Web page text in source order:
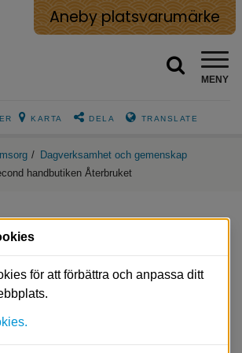
Aneby platsvarumärke
MENY
KARTA DELA TRANSLATE
/ Dagverksamhet och gemenskap
handbutiken Återbruket
Återbruket på
för att förbättra och anpassa ditt